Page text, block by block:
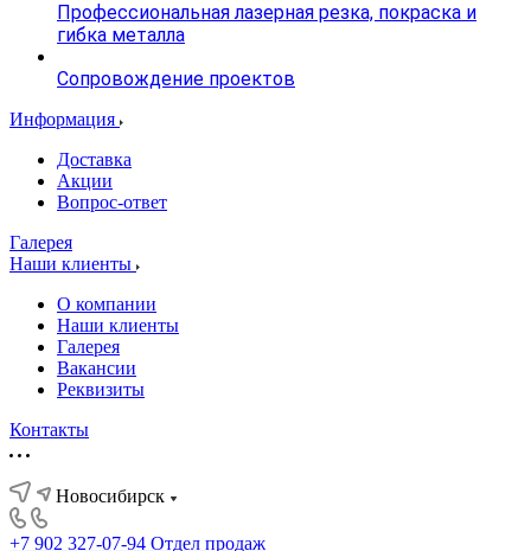
Профессиональная лазерная резка, покраска и
гибка металла
Сопровождение проектов
Информация
Доставка
Акции
Вопрос-ответ
Галерея
Наши клиенты
О компании
Наши клиенты
Галерея
Вакансии
Реквизиты
Контакты
Новосибирск
+7 902 327-07-94 Отдел продаж